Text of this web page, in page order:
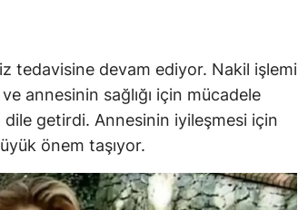
tedavisine devam ediyor. Nakil işlemi
annesinin sağlığı için mücadele
getirdi. Annesinin iyileşmesi için
önem taşıyor.